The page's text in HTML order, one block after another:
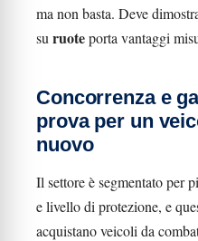
ma non basta. Deve
su ruoteporta vantaggi
Concorrenza e
prova per un
nuovo
Il settore è segmentato per
e livello di protezione, e
acquistano veicoli da